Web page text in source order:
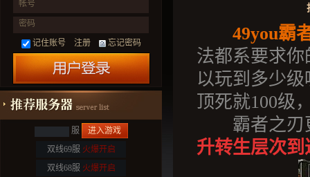
帐号
密码
记住账号 注册 忘记密码
服
进入游戏
双线69服 火爆开启
双线68服 火爆开启
49you霸
法都系要求
以玩到多少
顶死就100级
霸者之刃
升转生层次到